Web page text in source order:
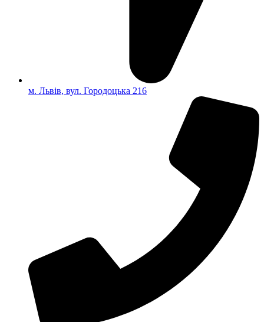
м. Львів, вул. Городоцька 216